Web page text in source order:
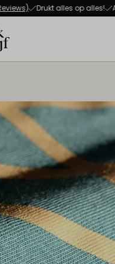
naar de
naar de hoofdinhoud
Drukt alles op alles! Altijd